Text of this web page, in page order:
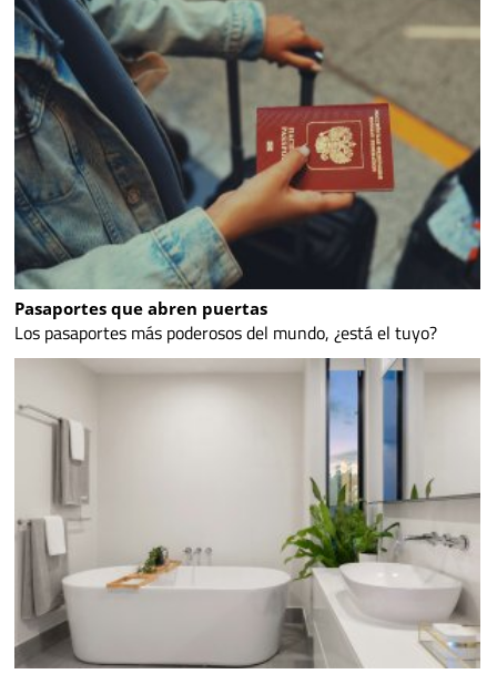
Pasaportes que abren puertas
Los pasaportes más poderosos del mundo, ¿está el tuyo?